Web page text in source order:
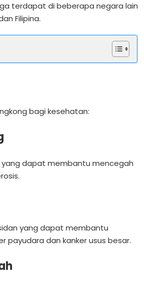
terdapat di beberapa negara lain
Filipina.
bagi kesehatan:
yang dapat membantu mencegah
yang dapat membantu
payudara dan kanker usus besar.